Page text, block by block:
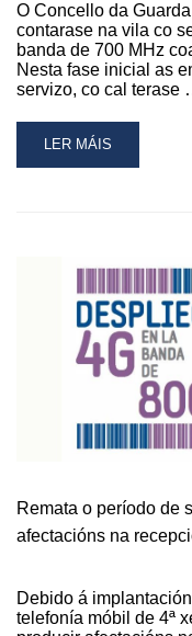
O Concello da
contarase na vila co
banda de 700 MHz
Nesta fase inicial as
servizo, co cal terase
READ
MORE
SERVIZO
MÓBIL
NOVA
LER MÁIS
Remata o período de
afectacións na
Debido á
telefonía móbil de 4ª